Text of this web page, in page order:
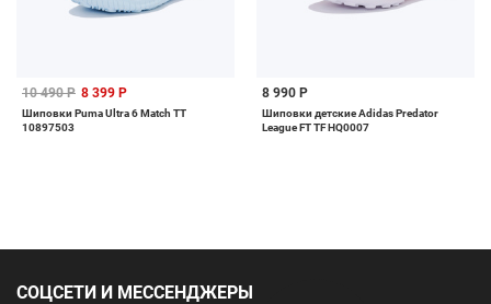
10 490 Р 8 399 Р
Шиповки Puma Ultra 6 Match TT
10897503
8 990 Р
Шиповки детские Adidas Predator
League FT TF HQ0007
СОЦСЕТИ И МЕССЕНДЖЕРЫ